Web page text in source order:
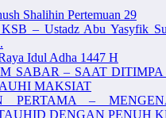
Shalihin Pertemuan 29
– Ustadz Abu Yasyfik
Idul Adha 1447 H
SABAR – SAAT
MAKSIAT
PERTAMA –
DENGAN PENUH